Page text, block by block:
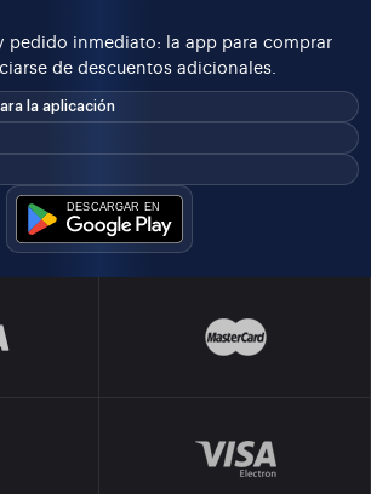
pedido inmediato: la app para comprar
de descuentos adicionales.
la aplicación